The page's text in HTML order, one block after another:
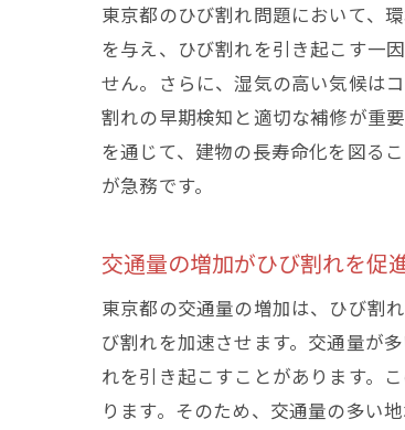
東京都のひび割れ問題において、
を与え、ひび割れを引き起こす一
せん。さらに、湿気の高い気候は
割れの早期検知と適切な補修が重
を通じて、建物の長寿命化を図る
が急務です。
交通量の増加がひび割れを促
東京都の交通量の増加は、ひび割
び割れを加速させます。交通量が
れを引き起こすことがあります。
ります。そのため、交通量の多い